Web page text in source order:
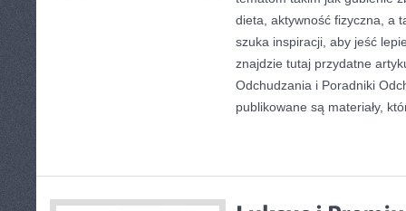
dieta, aktywność fizyczna, a
szuka inspiracji, aby jeść
znajdzie tutaj przydatne
Odchudzania i Poradniki
publikowane są materiały,